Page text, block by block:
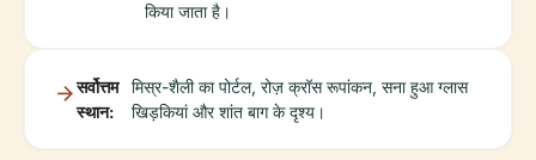
किया जाता है।
सर्वोत्तम
स्थान:
मिस्र-शैली का पोर्टल, रोज़ क्रॉस रूपांकन, सना हुआ ग्लास
खिड़कियां और शांत बाग के दृश्य।